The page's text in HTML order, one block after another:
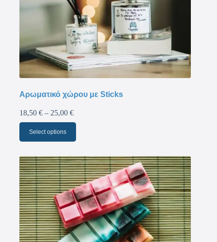
Αρωματικό χώρου με Sticks
18,50 € – 25,00 €
Select options